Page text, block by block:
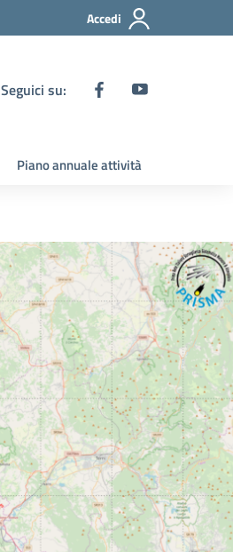
Accedi
Seguici su:
Piano annuale attività